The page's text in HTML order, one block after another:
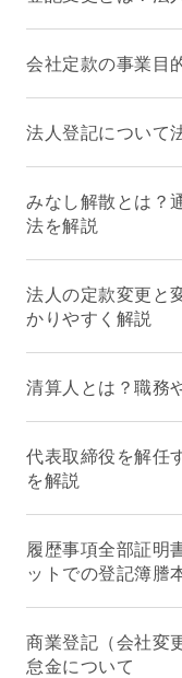
会社定款の事業目
法人登記について
みなし解散とは？
法を解説
法人の定款変更と
かりやすく解説
清算人とは？職務
代表取締役を解任
を解説
履歴事項全部証明
ットでの登記簿謄
商業登記（会社変
怠金について